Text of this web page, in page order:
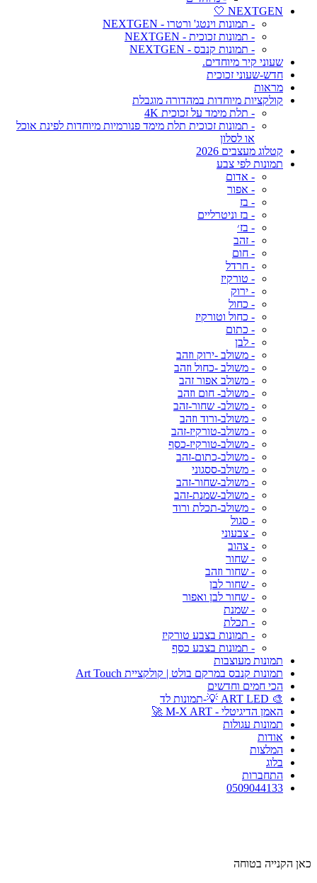
NEXTGEN 🤍
- תמונות וינטג' ורטרו - NEXTGEN
- תמונות זכוכית - NEXTGEN
- תמונות קנבס - NEXTGEN
שעוני קיר מיוחדים.
חדש-שעוני זכוכית
מראות
קולקציות מיוחדות במהדורה מוגבלת
- תלת מימד על זכוכית 4K
- תמונות זכוכית תלת מימד פנורמיות מיוחדות לפינת אוכל
או לסלון
קטלוג מעצבים 2026
תמונות לפי צבע
- אדום
- אפור
- בז
- בז וניטרליים
- בז׳
- זהב
- חום
- חרדל
- טורקיז
- ירוק
- כחול
- כחול וטורקיז
- כתום
- לבן
- משולב -ירוק וזהב
- משולב -כחול וזהב
- משולב אפור זהב
- משולב- חום וזהב
- משולב- שחור-זהב
- משולב-ורוד וזהב
- משולב-טורקיז-זהב
- משולב-טורקיז-כסף
- משולב-כתום-זהב
- משולב-ססגוני
- משולב-שחור-זהב
- משולב-שמנת-זהב
- משולב-תכלת ורוד
- סגול
- צבעוני
- צהוב
- שחור
- שחור וזהב
- שחור לבן
- שחור לבן ואפור
- שמנת
- תכלת
- תמונות בצבע טורקיז
- תמונות בצבע כסף
תמונות מעוצבות
תמונות קנבס במרקם בולט | קולקציית Art Touch
הכי חמים וחדשים
🎨 ART LED 💡-תמונות לד
האמן הדיגיטלי - M-X ART 🚀
תמונות עגולות
אודות
המלצות
בלוג
התחברות
0509044133
כאן הקנייה בטוחה